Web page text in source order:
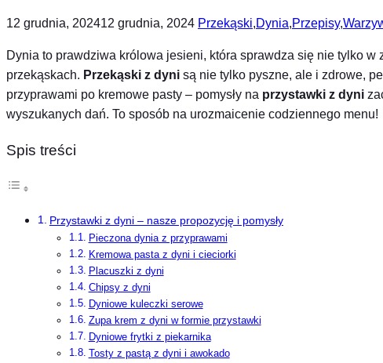
12 grudnia, 202412 grudnia, 2024 Przekąski,Dynia,Przepisy,
Dynia to prawdziwa królowa jesieni, która sprawdza się nie tylko w
przekąskach. Przekąski z dyni są nie tylko pyszne, ale i zdrowe,
przyprawami po kremowe pasty – pomysły na przystawki z dyni
wyszukanych dań. To sposób na urozmaicenie codziennego menu!
Spis treści
Przystawki z dyni – nasze propozycję i pomysły
Pieczona dynia z przyprawami
Kremowa pasta z dyni i cieciorki
Placuszki z dyni
Chipsy z dyni
Dyniowe kuleczki serowe
Zupa krem z dyni w formie przystawki
Dyniowe frytki z piekarnika
Tosty z pastą z dyni i awokado